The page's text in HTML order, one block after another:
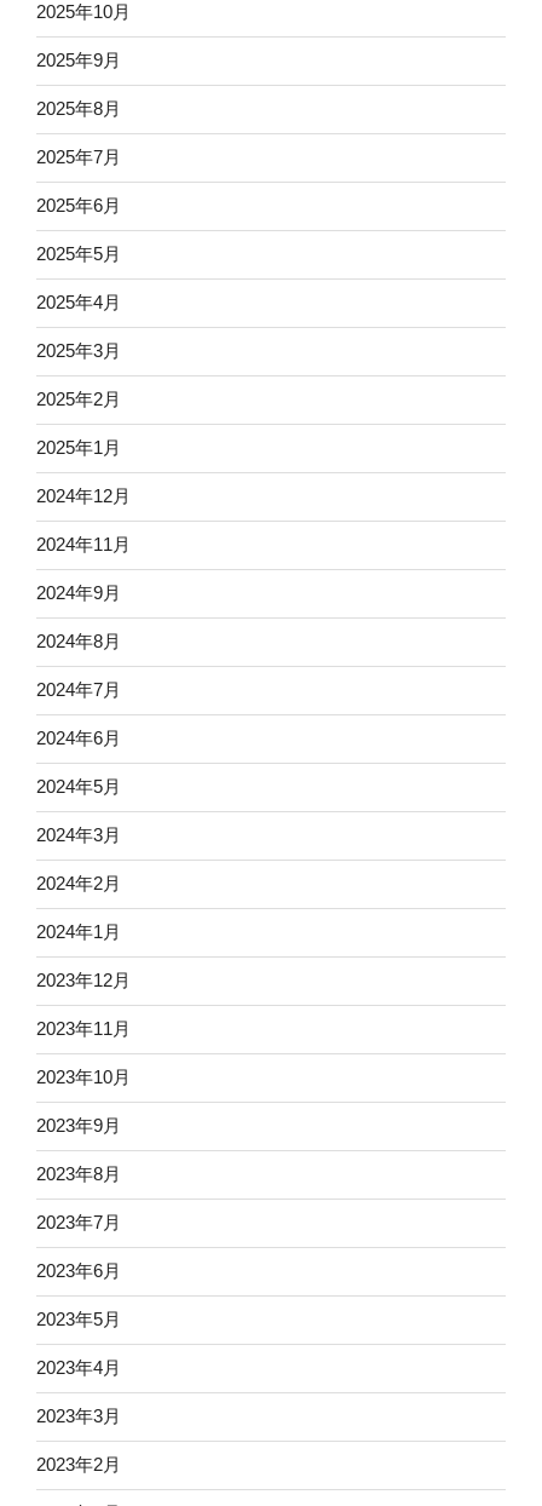
2025年10月
2025年9月
2025年8月
2025年7月
2025年6月
2025年5月
2025年4月
2025年3月
2025年2月
2025年1月
2024年12月
2024年11月
2024年9月
2024年8月
2024年7月
2024年6月
2024年5月
2024年3月
2024年2月
2024年1月
2023年12月
2023年11月
2023年10月
2023年9月
2023年8月
2023年7月
2023年6月
2023年5月
2023年4月
2023年3月
2023年2月